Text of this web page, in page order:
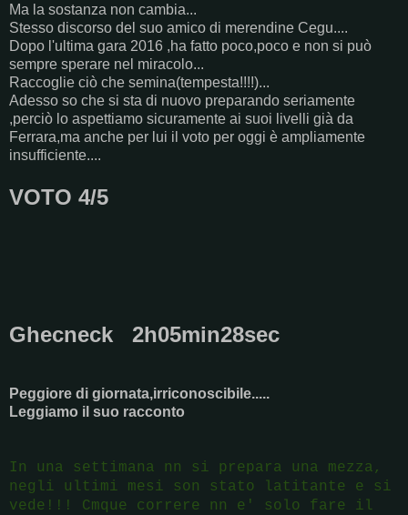
Ma la sostanza non cambia...
Stesso discorso del suo amico di merendine Cegu....
Dopo l'ultima gara 2016 ,ha fatto poco,poco e non si può
sempre sperare nel miracolo...
Raccoglie ciò che semina(tempesta!!!!)...
Adesso so che si sta di nuovo preparando seriamente
,perciò lo aspettiamo sicuramente ai suoi livelli già da
Ferrara,ma anche per lui il voto per oggi è ampliamente
insufficiente....
VOTO 4/5
Ghecneck 2h05min28sec
Peggiore di giornata,irriconoscibile.....
Leggiamo il suo racconto
In una settimana nn si prepara una mezza,
negli ultimi mesi son stato latitante e si
vede!!! Cmque correre nn e' solo fare il